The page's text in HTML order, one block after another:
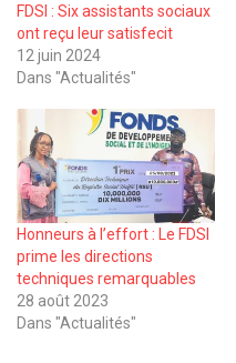
FDSI : Six assistants sociaux
ont reçu leur satisfecit
12 juin 2024
Dans "Actualités"
Honneurs à l’effort : Le FDSI
prime les directions
techniques remarquables
28 août 2023
Dans "Actualités"